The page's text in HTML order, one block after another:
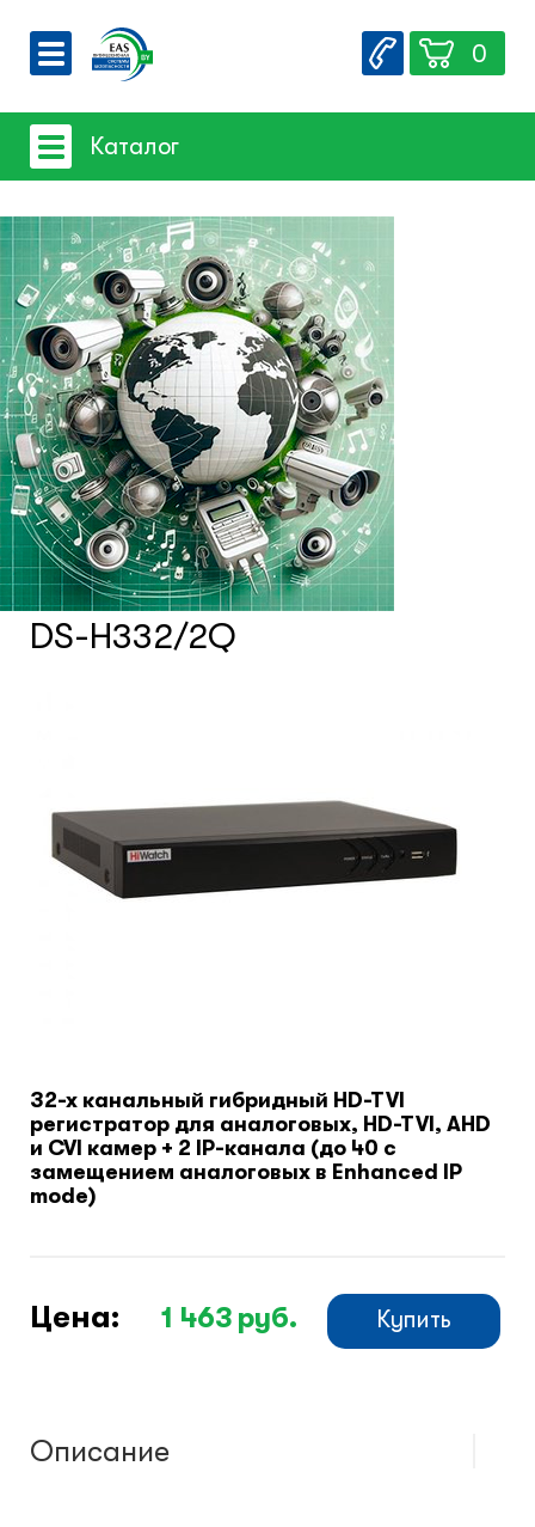
О компании
Вакансии
Контакты
0
Каталог
Системы видеонаблюдения
- iFLOW
- SpaceTechnology
- Dahua
- EZ-IP
- Hikvision
- Комплектующие и монтажный
материал
Системы защиты товаров от краж
Счетчики посетителей
Защита товара на стеллажах
Системы контроля и управления
доступом
Климатический шкафы
Монтажные шкафы
DS-H332/2Q
32-х канальный гибридный HD-TVI
регистратор для аналоговых, HD-TVI, AHD
и CVI камер + 2 IP-канала (до 40 с
замещением аналоговых в Enhanced IP
mode)
Цена: 1 463 руб. Купить
Описание